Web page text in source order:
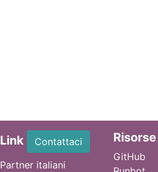
Link
Contattaci
Partner italiani
Risorse
GitHub